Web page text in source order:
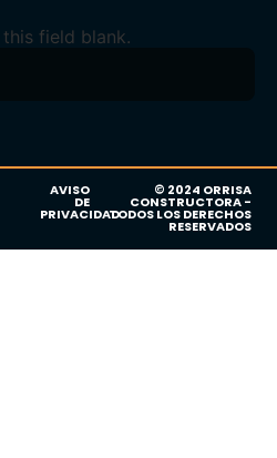
field blank.
AVISO
DE
PRIVACIDAD
© 2024 ORRISA
CONSTRUCTORA -
TODOS LOS DERECHOS
RESERVADOS